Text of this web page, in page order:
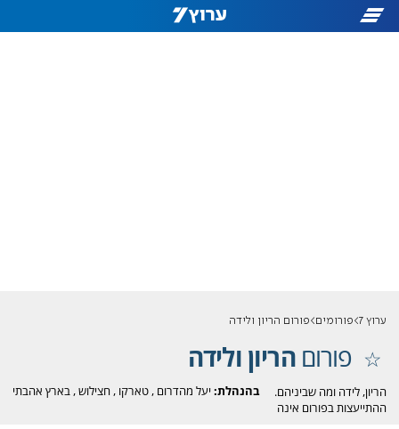
ערוץ 7 פורומים פורום הריון ולידה
פורוםהריון ולידה
בהנהלת: יעל מהדרום ,טארקו ,חצילוש,בארץ אהבתי
הריון, לידה ומה שביניהם.
ההתייעצות בפורום אינה